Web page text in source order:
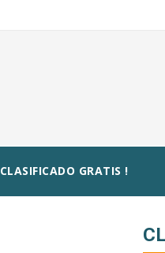
CLASIFICADO GRATIS !